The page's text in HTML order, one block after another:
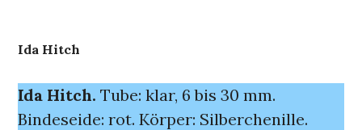
Ida Hitch
Ida Hitch. Tube: klar, 6 bis 30 mm.
Bindeseide: rot. Körper: Silberchenille.